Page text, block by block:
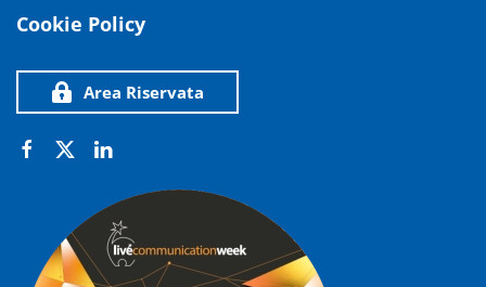
Cookie Policy
Area Riservata